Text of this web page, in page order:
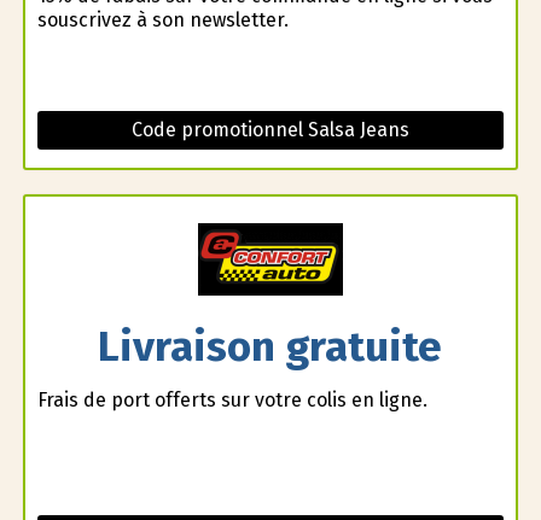
souscrivez à son newsletter.
Code promotionnel Salsa Jeans
Livraison gratuite
Frais de port offerts sur votre colis en ligne.